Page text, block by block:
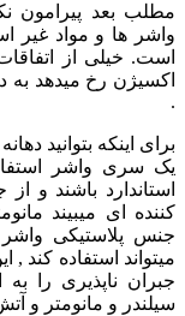
مطلب بعد پیرامون
واشر ها و مواد غیر
است. خیلی از
اکسیژن رخ میدهد به
.
برای اینکه بتوانید
یک سری واشر
استاندارد باشند و
کننده ای میبیند
جنس پلاستیکی
میتواند استفاده
جبران ناپذیری را
سیلندر و مانومتر و